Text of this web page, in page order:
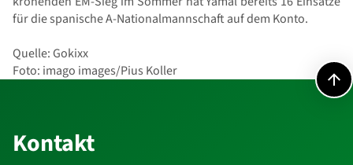
für die spanische A-Nationalmannschaft auf dem Konto.
Quelle: Gokixx
Foto: imago images/Pius Koller
Kontakt